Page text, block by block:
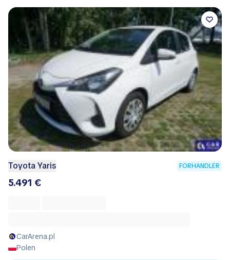
Toyota Yaris FORHANDLER
5.491 €
CarArena.pl
Polen